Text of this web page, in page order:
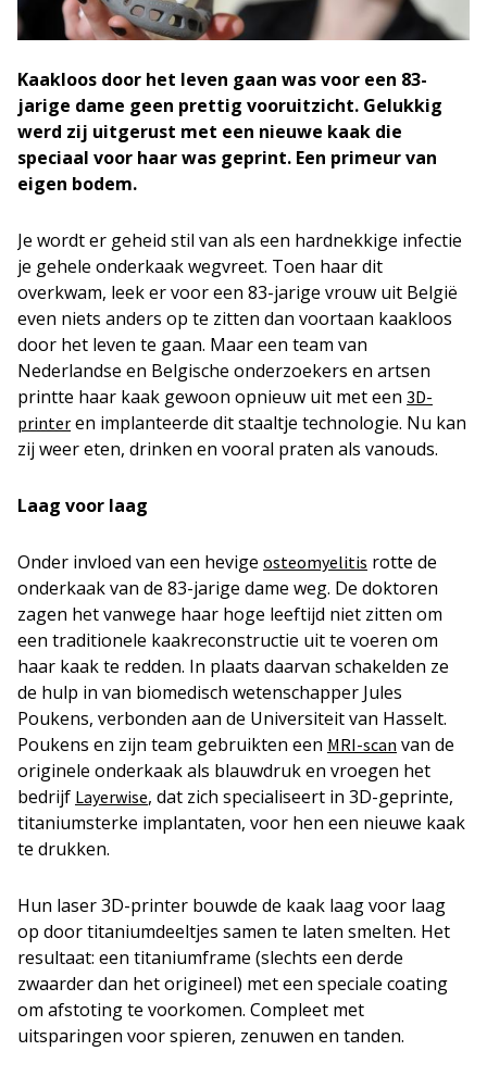
Kaakloos door het leven gaan was voor een 83-
jarige dame geen prettig vooruitzicht. Gelukkig
werd zij uitgerust met een nieuwe kaak die
speciaal voor haar was geprint. Een primeur van
eigen bodem.
Je wordt er geheid stil van als een hardnekkige infectie
je gehele onderkaak wegvreet. Toen haar dit
overkwam, leek er voor een 83-jarige vrouw uit België
even niets anders op te zitten dan voortaan kaakloos
door het leven te gaan. Maar een team van
Nederlandse en Belgische onderzoekers en artsen
printte haar kaak gewoon opnieuw uit met een 3D-
printer en implanteerde dit staaltje technologie. Nu kan
zij weer eten, drinken en vooral praten als vanouds.
Laag voor laag
Onder invloed van een hevige osteomyelitis rotte de
onderkaak van de 83-jarige dame weg. De doktoren
zagen het vanwege haar hoge leeftijd niet zitten om
een traditionele kaakreconstructie uit te voeren om
haar kaak te redden. In plaats daarvan schakelden ze
de hulp in van biomedisch wetenschapper Jules
Poukens, verbonden aan de Universiteit van Hasselt.
Poukens en zijn team gebruikten een MRI-scan van de
originele onderkaak als blauwdruk en vroegen het
bedrijf Layerwise, dat zich specialiseert in 3D-geprinte,
titaniumsterke implantaten, voor hen een nieuwe kaak
te drukken.
Hun laser 3D-printer bouwde de kaak laag voor laag
op door titaniumdeeltjes samen te laten smelten. Het
resultaat: een titaniumframe (slechts een derde
zwaarder dan het origineel) met een speciale coating
om afstoting te voorkomen. Compleet met
uitsparingen voor spieren, zenuwen en tanden.